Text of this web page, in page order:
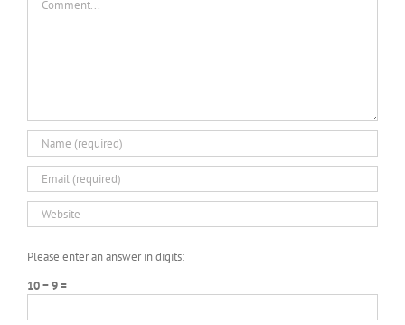
Please enter an answer in digits:
10 − 9 =